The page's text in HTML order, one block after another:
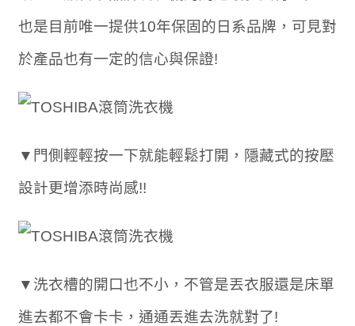
也是目前唯一提供10年保固的日系品牌，可見對
於產品也有一定的信心與保證!
▼門側輕輕按一下就能輕鬆打開，隱藏式的按壓
設計更增添時尚感!!
▼洗衣槽的開口也不小，不管是丟衣服還是床單
進去都不會卡卡，通通丟進去洗就對了!